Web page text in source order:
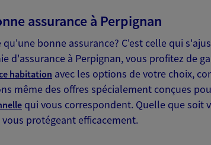
Edme Mariotte Immeuble Kennedy 1er Etage,
Perpignan
: Fermé
à 09:00
06 78 82 74 64 NOUS
VOIR NOTRE SITE WEB
assurance à Perpignan
qu'une bonne assurance? C'est celle qui
d'assurance à Perpignan, vous profitez de
habitation avec les options de votre choix,
même des offres spécialement conçues
qui vous correspondent. Quelle que soit
protégeant efficacement.